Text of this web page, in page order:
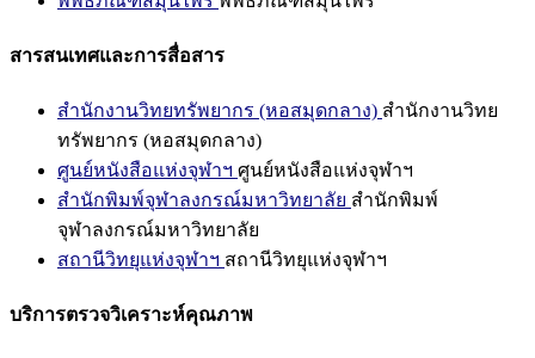
สารสนเทศและการสื่อสาร
สำนักงานวิทยทรัพยากร (หอสมุดกลาง) สำนักงานวิทย
ทรัพยากร (หอสมุดกลาง)
ศูนย์หนังสือแห่งจุฬาฯ ศูนย์หนังสือแห่งจุฬาฯ
สำนักพิมพ์จุฬาลงกรณ์มหาวิทยาลัย สำนักพิมพ์
จุฬาลงกรณ์มหาวิทยาลัย
สถานีวิทยุแห่งจุฬาฯ สถานีวิทยุแห่งจุฬาฯ
บริการตรวจวิเคราะห์คุณภาพ